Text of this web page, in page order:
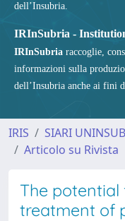
dell’Insubria.
IRInSubria -
IRInSubria raccoglie,
informazioni sulla
dell’Insubria anche ai fini
IRIS SIARI
Articolo su Rivista
The potential
treatment of